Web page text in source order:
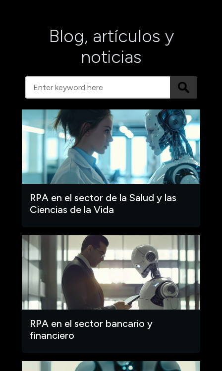
Blog, artículos y
noticias
RPA en el sector de la Salud y las
Ciencias de la Vida
RPA en el sector bancario y
financiero